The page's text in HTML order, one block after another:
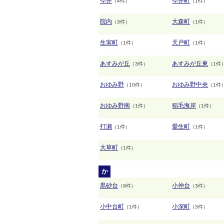
院内 （3件） 大森町 （1件）
生実町 （1件） 天戸町 （1件）
あすみが丘 （3件） あすみが丘東 （1件
おゆみ野 （10件） おゆみ野中央 （1件
おゆみ野南 （1件） 稲毛海岸 （1件）
打瀬 （1件） 愛生町 （1件）
大草町 （1件）
か
黒砂台 （9件） 小仲台 （3件）
小中台町 （1件） 小深町 （3件）